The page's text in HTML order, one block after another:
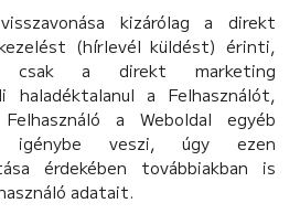
kizárólag a direkt
(hírlevél küldést) érinti,
csak a direkt marketing
haladéktalanul a Felhasználót,
a Weboldal egyéb
igénybe veszi, úgy ezen
érdekében továbbiakban is
adatait.